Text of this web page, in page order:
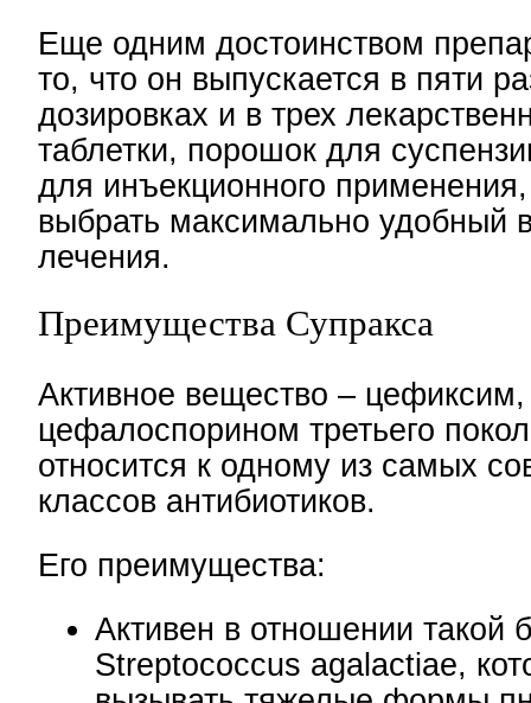
Еще одним достоинством
то, что он выпускается в пяти
дозировках и в трех
таблетки, порошок для
для инъекционного применения,
выбрать максимально удобный
лечения.
Преимущества Супракса
Активное вещество – цефиксим,
цефалоспорином третьего
относится к одному из самых
классов антибиотиков.
Его преимущества:
Активен в отношении такой
Streptococcus agalactiae,